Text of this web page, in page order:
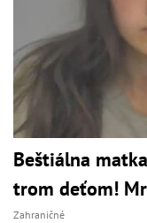
Beštiálna
trom deťom!
Zahraničné